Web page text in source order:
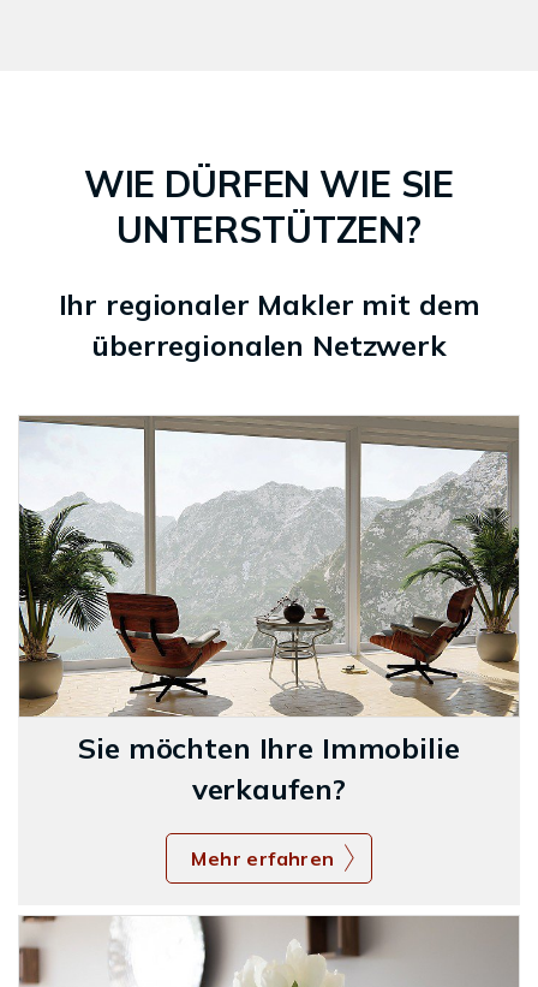
WIE DÜRFEN WIE SIE
UNTERSTÜTZEN?
Ihr regionaler Makler mit dem
überregionalen Netzwerk
Sie möchten Ihre Immobilie
verkaufen?
Mehr erfahren